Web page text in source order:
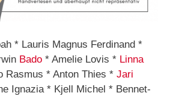
* Lauris Magnus Ferdinand *
Bado * Amelie Lovis * Linna
Rasmus * Anton Thies * Jari
Ignazia * Kjell Michel * Bennet-